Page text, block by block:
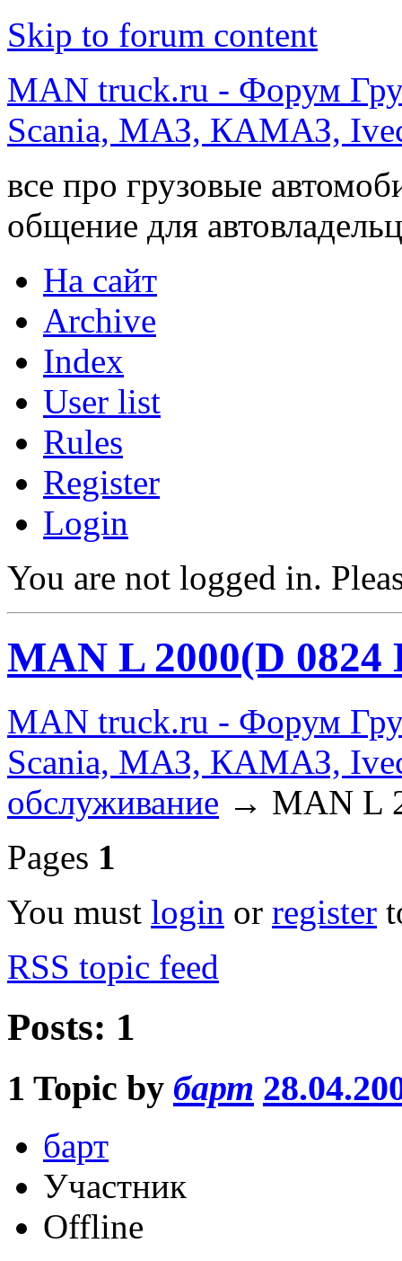
Skip to forum content
MAN truck.ru - Форум
Scania, МАЗ, КАМАЗ,
все про грузовые
общение для
На сайт
Archive
Index
User list
Rules
Register
Login
You are not logged in.
MAN L 2000(D 0824
MAN truck.ru - Форум
Scania, МАЗ, КАМАЗ,
обслуживание → MAN L
Pages 1
You must login or register
RSS topic feed
Posts: 1
1 Topic by барт
барт
Участник
Offline